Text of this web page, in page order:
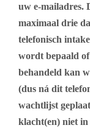
uw e-mailadres.
maximaal drie
telefonisch
wordt bepaald
behandeld kan
(dus ná dit
wachtlijst
klacht(en) niet